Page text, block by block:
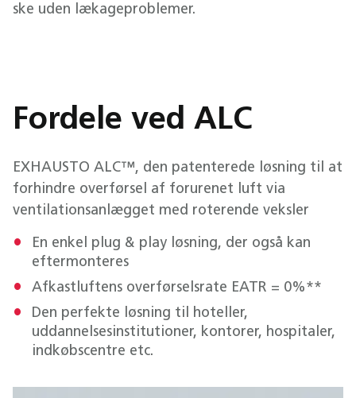
ske uden lækageproblemer.
Fordele ved ALC
EXHAUSTO ALC™, den patenterede løsning til at
forhindre overførsel af forurenet luft via
ventilationsanlægget med roterende veksler
En enkel plug & play løsning, der også kan
eftermonteres
Afkastluftens overførselsrate EATR = 0%**
Den perfekte løsning til hoteller,
uddannelsesinstitutioner, kontorer, hospitaler,
indkøbscentre etc.